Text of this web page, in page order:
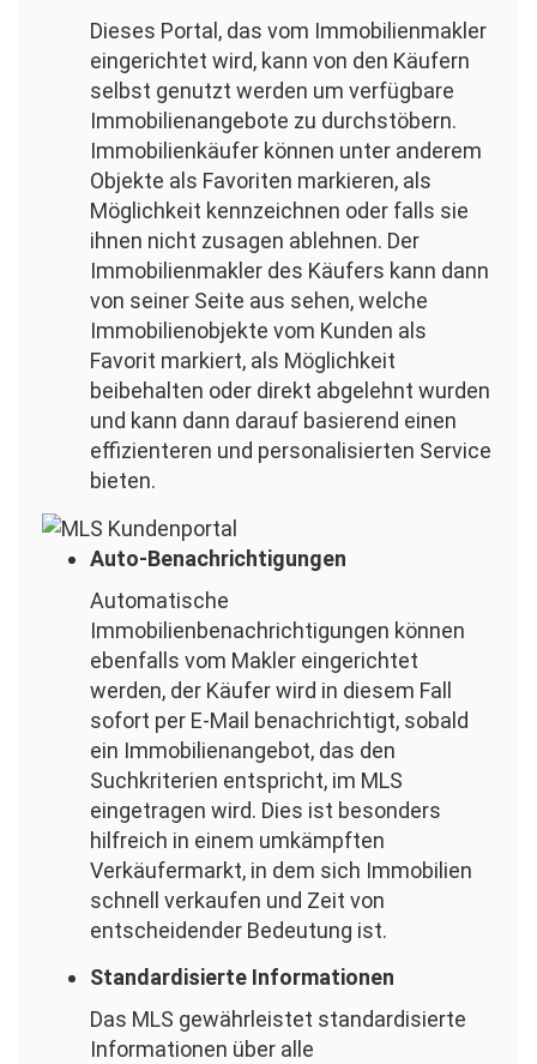
Dieses Portal, das vom Immobilienmakler
eingerichtet wird, kann von den Käufern
selbst genutzt werden um verfügbare
Immobilienangebote zu durchstöbern.
Immobilienkäufer können unter anderem
Objekte als Favoriten markieren, als
Möglichkeit kennzeichnen oder falls sie
ihnen nicht zusagen ablehnen. Der
Immobilienmakler des Käufers kann dann
von seiner Seite aus sehen, welche
Immobilienobjekte vom Kunden als
Favorit markiert, als Möglichkeit
beibehalten oder direkt abgelehnt wurden
und kann dann darauf basierend einen
effizienteren und personalisierten Service
bieten.
Bild
Auto-Benachrichtigungen
Automatische
Immobilienbenachrichtigungen können
ebenfalls vom Makler eingerichtet
werden, der Käufer wird in diesem Fall
sofort per E-Mail benachrichtigt, sobald
ein Immobilienangebot, das den
Suchkriterien entspricht, im MLS
eingetragen wird. Dies ist besonders
hilfreich in einem umkämpften
Verkäufermarkt, in dem sich Immobilien
schnell verkaufen und Zeit von
entscheidender Bedeutung ist.
Standardisierte Informationen
Das MLS gewährleistet standardisierte
Informationen über alle